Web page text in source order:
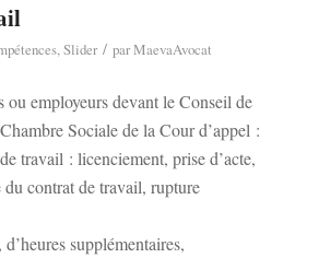
,Slider / parMaevaAvocat
ou employeurs devant le Conseil de
Sociale de la Cour d’appel :
travail : licenciement, prise d’acte,
contrat de travail, rupture
supplémentaires,